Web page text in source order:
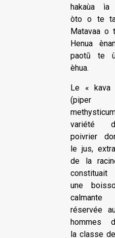
hakaùa
òto o te
Matavaa o
Henua
paotū te
èhua.
Le « kava
(piper
variété
poivrier
le jus,
de la
constituait
une
calmante
réservée
hommes
la classe